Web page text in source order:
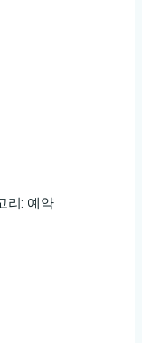
리: 예약